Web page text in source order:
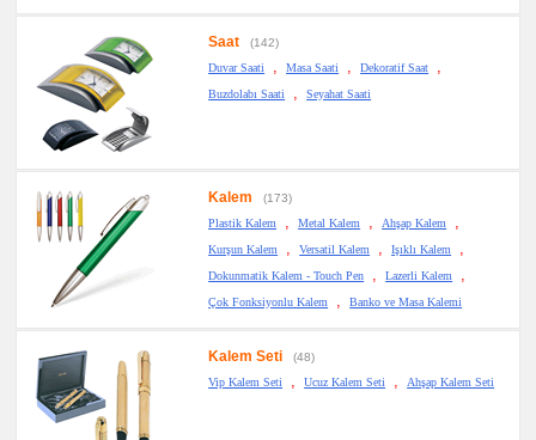
Saat
(142)
Duvar Saati
Masa Saati Dekoratif Saat
Buzdolabı Saati Seyahat Saati
Kalem
(173)
Plastik Kalem
Metal Kalem Ahşap Kalem
Kurşun Kalem Versatil Kalem Işıklı Kalem
Dokunmatik Kalem - Touch Pen Lazerli Kalem
Çok Fonksiyonlu Kalem Banko ve Masa Kalemi
Kalem Seti
(48)
Vip Kalem Seti
Ucuz Kalem Seti Ahşap Kalem Seti